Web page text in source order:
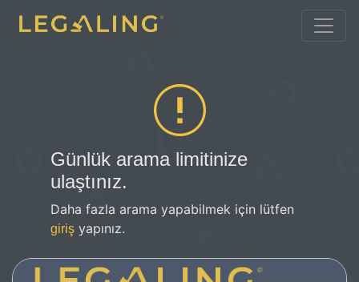
Günlük arama limitinize
ulaştınız.
Daha fazla arama yapabilmek için lütfen
giriş yapınız.